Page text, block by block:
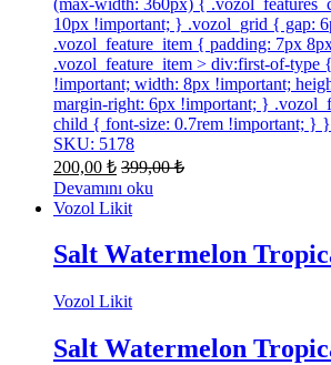
10px !important; } .vozol_grid { gap:
.vozol_feature_item { padding: 7px
.vozol_feature_item > div:first-of-type
!important; width: 8px !important;
margin-right: 6px !important; }
child { font-size: 0.7rem !important; } }
SKU: 5178
200,00 ₺ 399,00₺
Devamını oku
Vozol Likit
Salt Watermelon
Vozol Likit
Salt Watermelon